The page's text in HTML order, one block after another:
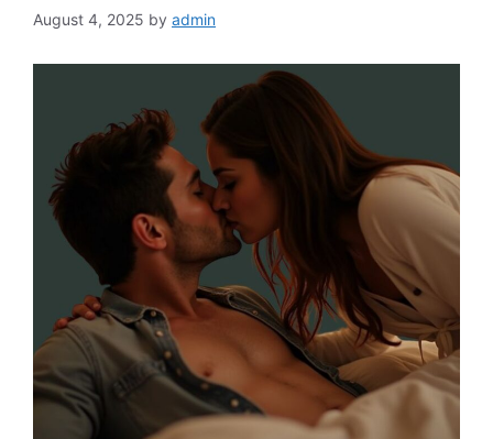
August 4, 2025 by admin